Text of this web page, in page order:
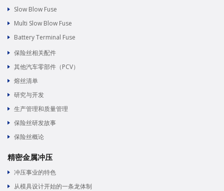
Slow Blow Fuse
Multi Slow Blow Fuse
Battery Terminal Fuse
保险丝相关配件
其他汽车零部件（PCV）
熔丝清单
研究与开发
生产管理和质量管理
保险丝研发故事
保险丝概论
精密金属冲压
冲压事业的特色
从模具设计开始的一条龙体制